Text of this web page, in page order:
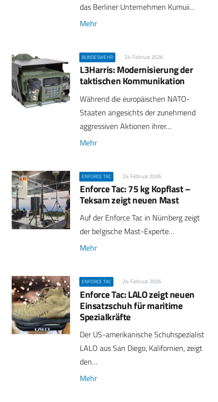
das Berliner Unternehmen Kumuii…
Mehr
BUNDESWEHR 24. Februar 2026
L3Harris: Modernisierung der
taktischen Kommunikation
Während die europäischen NATO-
Staaten angesichts der zunehmend
aggressiven Aktionen ihrer…
Mehr
ENFORCE TAC 24. Februar 2026
Enforce Tac: 75 kg Kopflast –
Teksam zeigt neuen Mast
Auf der Enforce Tac in Nürnberg zeigt
der belgische Mast-Experte…
Mehr
ENFORCE TAC 24. Februar 2026
Enforce Tac: LALO zeigt neuen
Einsatzschuh für maritime
Spezialkräfte
Der US-amerikanische Schuhspezialist
LALO aus San Diego, Kalifornien, zeigt
den…
Mehr